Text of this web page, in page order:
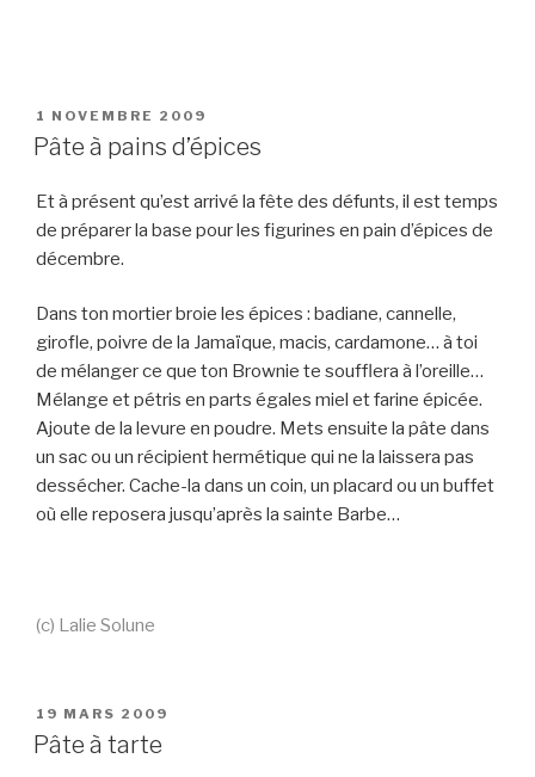
PUBLIÉ
LE
1 NOVEMBRE 2009
Pâte à pains d’épices
Et à présent qu’est arrivé la fête des défunts, il est temps
de préparer la base pour les figurines en pain d’épices de
décembre.
Dans ton mortier broie les épices : badiane, cannelle,
girofle, poivre de la Jamaïque, macis, cardamone… à toi
de mélanger ce que ton Brownie te soufflera à l’oreille…
Mélange et pétris en parts égales miel et farine épicée.
Ajoute de la levure en poudre. Mets ensuite la pâte dans
un sac ou un récipient hermétique qui ne la laissera pas
dessécher. Cache-la dans un coin, un placard ou un buffet
où elle reposera jusqu’après la sainte Barbe…
(c) Lalie Solune
PUBLIÉ
LE
19 MARS 2009
Pâte à tarte